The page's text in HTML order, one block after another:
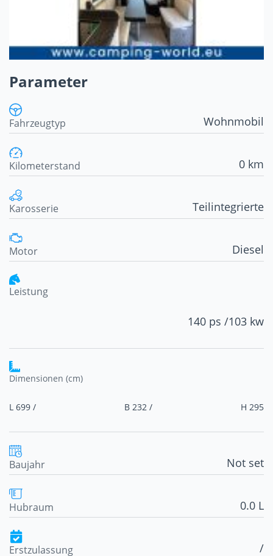
Parameter
Fahrzeugtyp Wohnmobil
Kilometerstand 0 km
Karosserie Teilintegrierte
Motor Diesel
Leistung
140 ps /103 kw
Dimensionen (cm)
L 699 / B 232 / H 295
Baujahr Not set
Hubraum 0.0 L
Erstzulassung /